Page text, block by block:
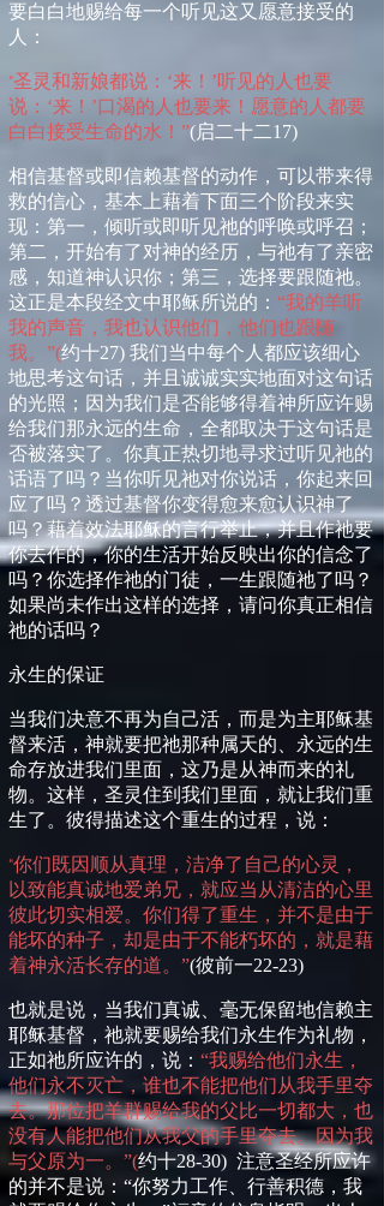
要白白地赐给每一个听见这又愿意接受的
人：
“圣灵和新娘都说：‘来！’听见的人也要
说：‘来！’口渴的人也要来！愿意的人都要
白白接受生命的水！”(启二十二17)
相信基督或即信赖基督的动作，可以带来得
救的信心，基本上藉着下面三个阶段来实
现：第一，倾听或即听见祂的呼唤或呼召；
第二，开始有了对神的经历，与祂有了亲密
感，知道神认识你；第三，选择要跟随祂。
这正是本段经文中耶稣所说的： “我的羊听
我的声音，我也认识他们，他们也跟随
我。”(约十27) 我们当中每个人都应该细心
地思考这句话，并且诚诚实实地面对这句话
的光照；因为我们是否能够得着神所应许赐
给我们那永远的生命，全都取决于这句话是
否被落实了。你真正热切地寻求过听见祂的
话语了吗？当你听见祂对你说话，你起来回
应了吗？透过基督你变得愈来愈认识神了
吗？藉着效法耶稣的言行举止，并且作祂要
你去作的，你的生活开始反映出你的信念了
吗？你选择作祂的门徒，一生跟随祂了吗？
如果尚未作出这样的选择，请问你真正相信
祂的话吗？
永生的保证
当我们决意不再为自己活，而是为主耶稣基
督来活，神就要把祂那种属天的、永远的生
命存放进我们里面，这乃是从神而来的礼
物。这样，圣灵住到我们里面，就让我们重
生了。彼得描述这个重生的过程，说：
“你们既因顺从真理，洁净了自己的心灵，
以致能真诚地爱弟兄，就应当从清洁的心里
彼此切实相爱。你们得了重生，并不是由于
能坏的种子，却是由于不能朽坏的，就是藉
着神永活长存的道。”(彼前一22-23)
也就是说，当我们真诚、毫无保留地信赖主
耶稣基督，祂就要赐给我们永生作为礼物，
正如祂所应许的，说： “我赐给他们永生，
他们永不灭亡，谁也不能把他们从我手里夺
去。那位把羊群赐给我的父比一切都大，也
没有人能把他们从我父的手里夺去。因为我
与父原为一。”(约十28-30) 注意圣经所应许
的并不是说： “你努力工作、行善积德，我